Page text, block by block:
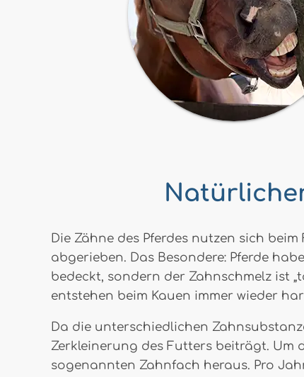
Die Zähne des Pferdes nutzen sich
abgerieben. Das Besondere: Pferde
bedeckt, sondern der Zahnschmelz ist
entstehen beim Kauen immer wieder
Da die unterschiedlichen
Zerkleinerung des Futters beiträgt. Um
sogenannten Zahnfach heraus. Pro